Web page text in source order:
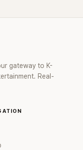
gateway to K-
Real-